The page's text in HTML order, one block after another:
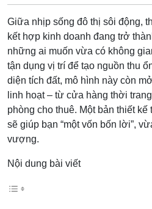
Giữa nhịp sống đô thị sôi động,
kết hợp kinh doanh đang trở
những ai muốn vừa có không
tận dụng vị trí để tạo nguồn thu
diện tích đất, mô hình này còn
linh hoạt – từ cửa hàng thời
phòng cho thuê. Một bản thiết
sẽ giúp bạn “một vốn bốn lời”,
vượng.
Nội dung bài viết